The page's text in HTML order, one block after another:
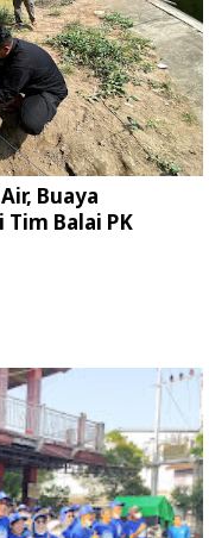
Buaya
Tim Balai PK